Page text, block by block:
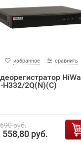
избранное сравнить
H332/2Q(N)(C)
руб.
558,80 руб.